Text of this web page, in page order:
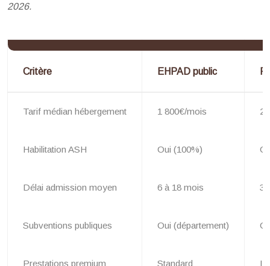
2026.
Critère EHPAD public
Tarif médian hébergement 1 800€/mois 2
Habilitation ASH Oui (100%)
Délai admission moyen 6 à 18 mois 3
Subventions publiques Oui (département)
Prestations premium Standard